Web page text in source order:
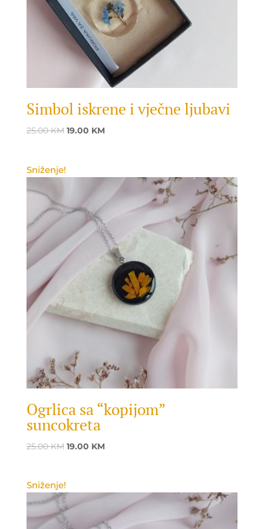
Simbol iskrene i vječne ljubavi
25.00KM Original
19.00 KMCurrent
Sniženje!
Ogrlica sa “kopijom”
suncokreta
25.00KM Original
19.00 KMCurrent
Sniženje!